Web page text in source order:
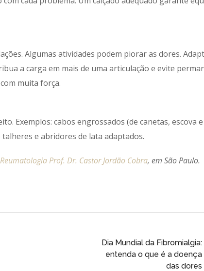
Algumas atividades podem piorar as dores.
a carga em mais de uma articulação e evite
muita força.
Exemplos: cabos engrossados (de canetas, escova e
e abridores de lata adaptados.
Prof. Dr. Castor Jordão Cobra, em São Paulo.
Dia Mundial da Fibromialgia:
entenda o que é a doença
das dores